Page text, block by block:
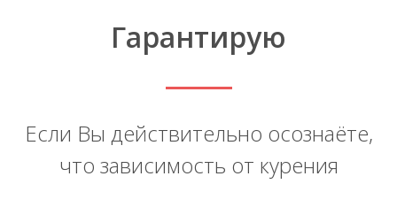
Гарантирую
Если Вы действительно осознаёте,
что зависимость от курения